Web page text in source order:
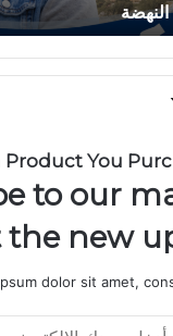
ب
س
ي
ة
ب
د
ا
أ
بجماعة
You
to our
new
dolor sit amet,